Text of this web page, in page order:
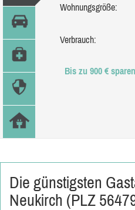
Wohnungsgröße:
Verbrauch:
Bis zu 900 €
Die günstigsten
Neukirch (PLZ